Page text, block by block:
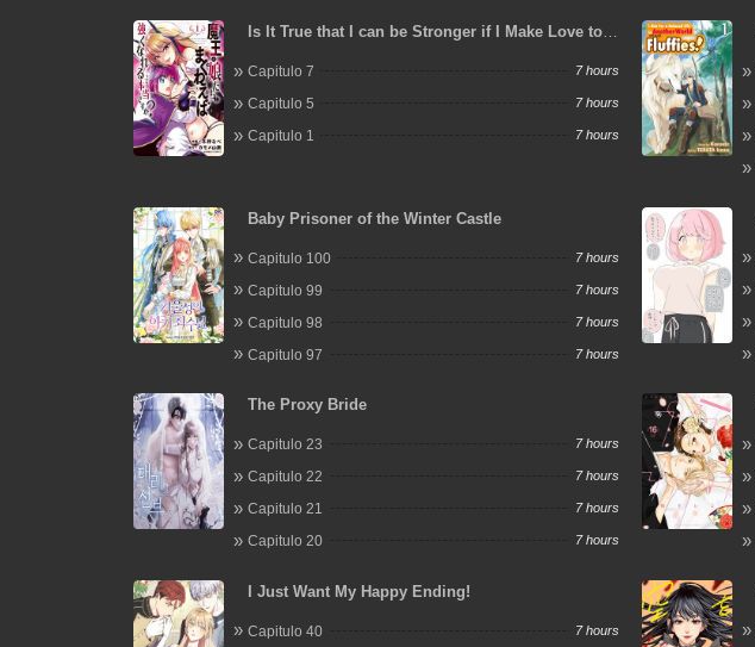
Is It True that I can be Stronger if I Make Love to
Capitulo 7 7 hours
Capitulo 5 7 hours
Capitulo 1 7 hours
Baby Prisoner of the Winter Castle
Capitulo 100 7 hours
Capitulo 99 7 hours
Capitulo 98 7 hours
Capitulo 97 7 hours
The Proxy Bride
Capitulo 23 7 hours
Capitulo 22 7 hours
Capitulo 21 7 hours
Capitulo 20 7 hours
I Just Want My Happy Ending!
Capitulo 40 7 hours